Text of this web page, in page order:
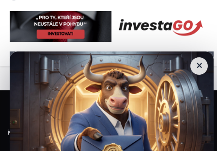
Společnost Firefly Aerospace ve čtvrtek začne obchodovat
×
Veškeré informace a materiály zveřejněné na internetových stránkách
Burzovního Světa vycházejí z veřejně dostupných a důvěryhodných zdrojů. Při
jejich zpracování je postupováno s odbornou péčí a cílem poskytovat čtenářům
objektivní, aktuální a srozumitelné informace. Obsah internetových stránek